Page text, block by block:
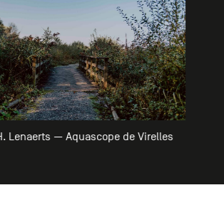
Lenaerts — Aquascope de Virelles